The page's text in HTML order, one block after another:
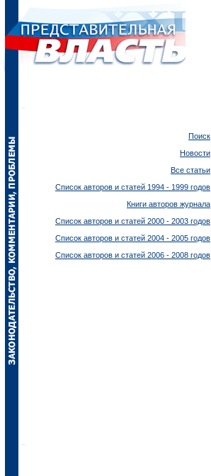
Поиск
Новости
Все статьи
Список авторов и статей 1994 - 1999 годов
Книги авторов журнала
Список авторов и статей 2000 - 2003 годов
Список авторов и статей 2004 - 2005 годов
Список авторов и статей 2006 - 2008 годов